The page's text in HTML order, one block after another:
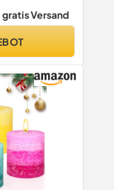
gratis Versand